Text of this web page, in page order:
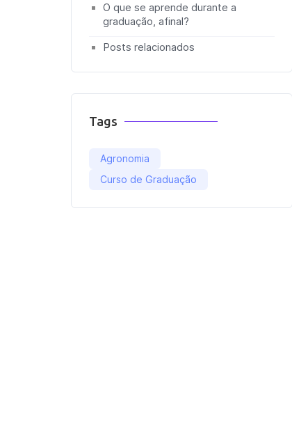
O que se aprende durante a
graduação, afinal?
Posts relacionados
Tags
Agronomia
Curso de Graduação